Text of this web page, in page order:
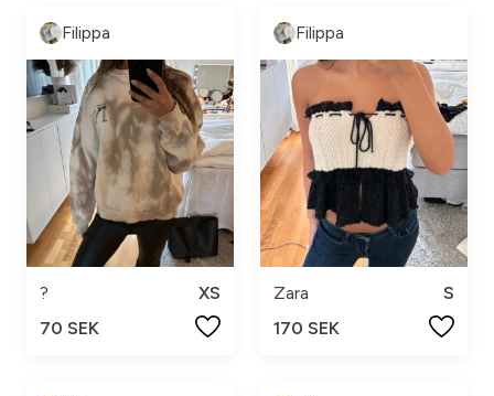
Filippa
?
XS
70 SEK
Filippa
Zara
S
170 SEK